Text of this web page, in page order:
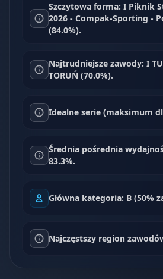
Szczytowa forma: I Piknik
2026 - Compak-Sporting -
(84.0%).
Najtrudniejsze zawody: I
TORUŃ (70.0%).
Idealne serie (maksimum
Średnia pośrednia
83.3%.
Główna kategoria: B (50%
Najczęstszy region